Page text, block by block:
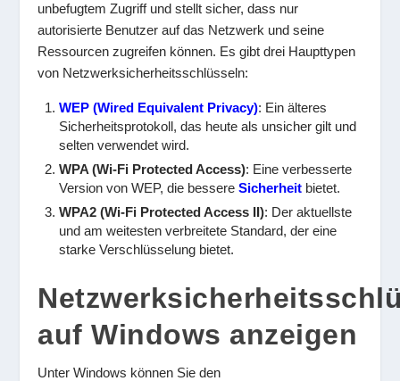
unbefugtem Zugriff und stellt sicher, dass nur
autorisierte Benutzer auf das Netzwerk und seine
Ressourcen zugreifen können. Es gibt drei Haupttypen
von Netzwerksicherheitsschlüsseln:
WEP (Wired Equivalent Privacy): Ein älteres
Sicherheitsprotokoll, das heute als unsicher gilt und
selten verwendet wird.
WPA (Wi-Fi Protected Access): Eine verbesserte
Version von WEP, die bessereSicherheit bietet.
WPA2 (Wi-Fi Protected Access II): Der aktuellste
und am weitesten verbreitete Standard, der eine
starke Verschlüsselung bietet.
auf Windows anzeigen
Unter Windows können Sie den